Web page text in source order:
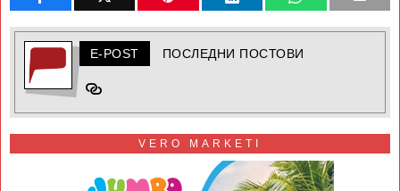
E-POST ПОСЛЕДНИ ПОСТОВИ
VERO MARKETI